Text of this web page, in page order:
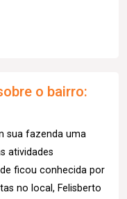
o bairro:
sua fazenda uma
atividades
ficou conhecida por
no local, Felisberto